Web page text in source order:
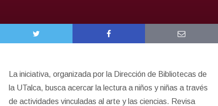
La iniciativa, organizada por la Dirección de Bibliotecas de
la UTalca, busca acercar la lectura a niños y niñas a través
de actividades vinculadas al arte y las ciencias. Revisa